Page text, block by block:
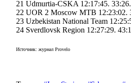
21 Udmurtia-CSKA 12:17:45. 33:26.
22 UOR 2 Moscow MTB 12:23:02.
23 Uzbekistan National Team
24 Sverdlovsk Region 12:27:29.
Источник: журнал Provelo